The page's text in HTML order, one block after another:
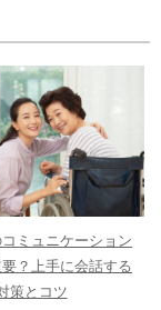
ミュニケーション
？上手に会話する
策とコツ